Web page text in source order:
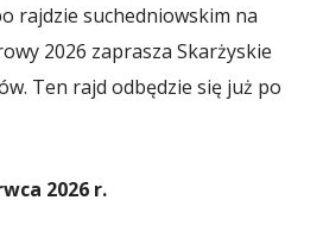
rajdzie suchedniowskim na
2026 zaprasza Skarżyskie
Ten rajd odbędzie się już po
2026 r.